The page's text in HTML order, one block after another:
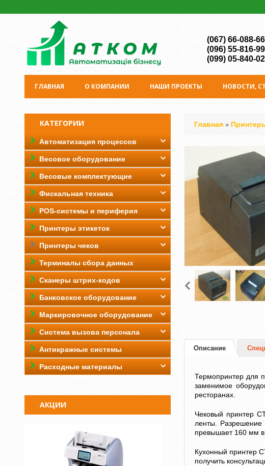
(067) 66-088-66
(096) 55-816-99
(099) 05-840-02
ГЛАВНАЯ О КОМПАНИИ НАШИ ПРОЕКТЫ НОВОСТИ,
КАТЕГОРИИ
Автоматизация процессов
Весовое оборудование
Весовые комплектующие
Фискальная техника
POS-системы и периферия
Принтеры этикеток
Принтеры чеков
Терминалы сбора данных
Сканеры штрих-кодов
Банковское оборудование
Маркировочное оборудование
Система вызова персонала
Антикражные системы
Расходные материалы
АКЦИИ
Главная»
Описание
Термопринтер для
заменимое
ресторанах.
Чековый принтер
ленты. Разрешение
превышает 160 мм в
Кухонный принтер
получить